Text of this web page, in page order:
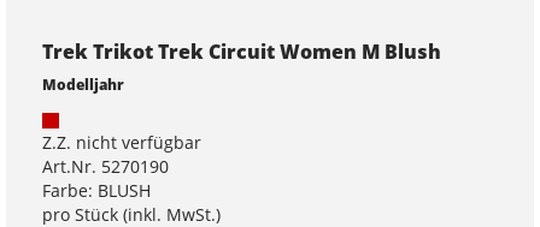
Trek Trikot Trek Circuit Women M Blush
Modelljahr
Z.Z. nicht verfügbar
Art.Nr. 5270190
Farbe: BLUSH
pro Stück (inkl. MwSt.)